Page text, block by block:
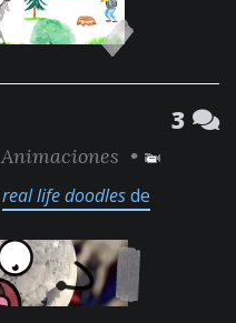
3
Animaciones •
real life doodlesde